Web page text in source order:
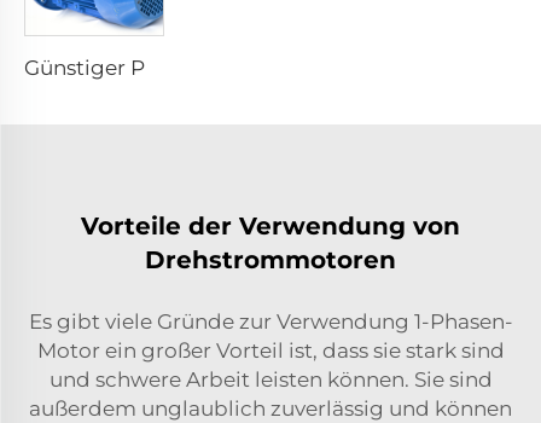
Vorteile der Verwendung von
Drehstrommotoren
Es gibt viele Gründe zur Verwendung 1-Phasen-
Motor ein großer Vorteil ist, dass sie stark sind
und schwere Arbeit leisten können. Sie sind
außerdem unglaublich zuverlässig und können